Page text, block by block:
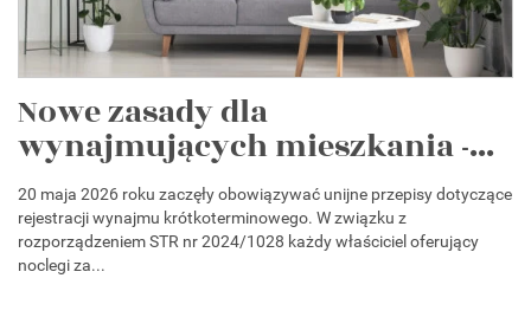
Nowe zasady dla
wynajmujących mieszkania -...
20 maja 2026 roku zaczęły obowiązywać unijne przepisy dotyczące
rejestracji wynajmu krótkoterminowego. W związku z
rozporządzeniem STR nr 2024/1028 każdy właściciel oferujący
noclegi za...